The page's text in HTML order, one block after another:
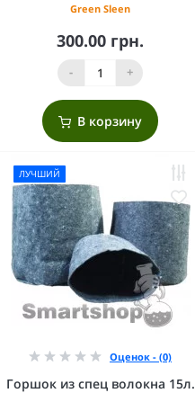
Green Sleen
300.00 грн.
- +
В корзину
ЛУЧШИЙ
Оценок - (0)
Горшок из спец волокна 15л.